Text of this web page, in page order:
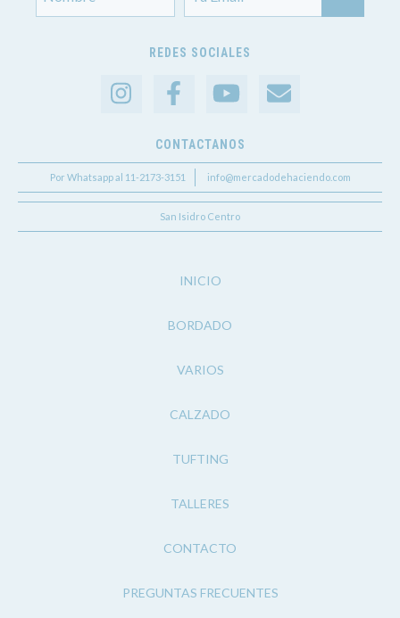
REDES SOCIALES
CONTACTANOS
Por Whatsapp al 11-2173-3151 info@mercadodehaciendo.com
San Isidro Centro
INICIO
BORDADO
VARIOS
CALZADO
TUFTING
TALLERES
CONTACTO
PREGUNTAS FRECUENTES